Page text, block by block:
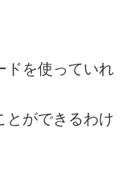
ドを使っていれ
とができるわけ